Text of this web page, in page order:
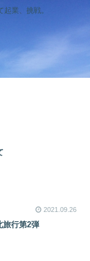
業、挑戦。
2021.09.26
旅行第2弾